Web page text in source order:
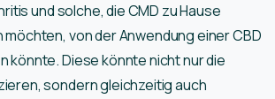
und solche, die CMD zu Hause
von der Anwendung einer CBD
könnte. Diese könnte nicht nur die
sondern gleichzeitig auch